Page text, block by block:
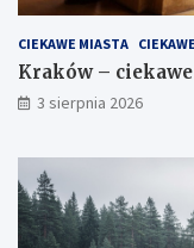
CIEKAWE MIASTA
Kraków –
3 sierpnia 2026